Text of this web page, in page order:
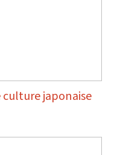
culture japonaise